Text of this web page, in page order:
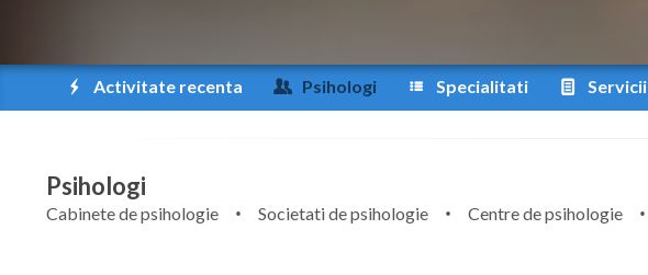
Activitate recenta Psihologi Specialitati Servicii
Psihologi
Cabinete de psihologie Societati de psihologie Centre de psihologie